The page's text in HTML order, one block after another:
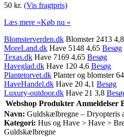
50 kr. (Vis fragtpris)
Læs mere »Køb nu »
Blomsterverden.dk Blomster 2413
MoreLand.dk Have 5148 4,65 Besøg
Texas.dk Have 7169 4,65 Besøg
Haveglad.dk Have 120 4,6 Besøg
Plantetorvet.dk Planter og blomster
HaveHandel.dk Have 20 4,1 Besøg
Luxury-outdoor.dk Have 21 3,8
Webshop Produkter Anmeldelser
Navn: Guldskælbregne – Dryopteris
Kategori: Hus og Have > Have >
Guldskælbregne